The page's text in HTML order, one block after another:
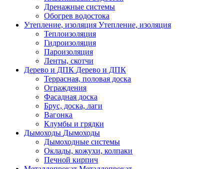
Дренажные системы
Обогрев водостока
Утепление, изоляция Утепление, изоляция
Теплоизоляция
Гидроизоляция
Пароизоляция
Ленты, скотчи
Дерево и ДПК Дерево и ДПК
Террасная, половая доска
Ограждения
Фасадная доска
Брус, доска, лаги
Вагонка
Клумбы и грядки
Дымоходы Дымоходы
Дымоходные системы
Оклады, кожухи, колпаки
Печной кирпич